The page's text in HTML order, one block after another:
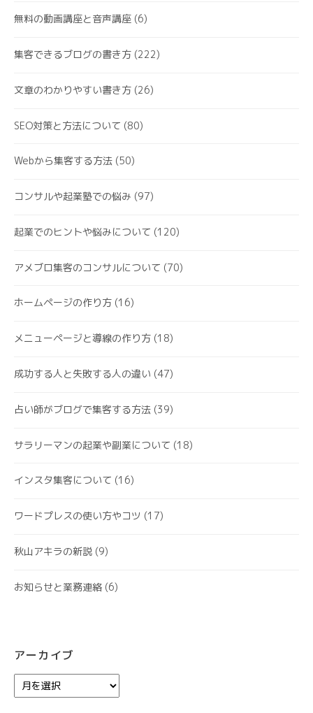
無料の動画講座と音声講座 (6)
集客できるブログの書き方 (222)
文章のわかりやすい書き方 (26)
SEO対策と方法について (80)
Webから集客する方法 (50)
コンサルや起業塾での悩み (97)
起業でのヒントや悩みについて (120)
アメブロ集客のコンサルについて (70)
ホームページの作り方 (16)
メニューページと導線の作り方 (18)
成功する人と失敗する人の違い (47)
占い師がブログで集客する方法 (39)
サラリーマンの起業や副業について (18)
インスタ集客について (16)
ワードプレスの使い方やコツ (17)
秋山アキラの新説 (9)
お知らせと業務連絡 (6)
アーカイブ
ー